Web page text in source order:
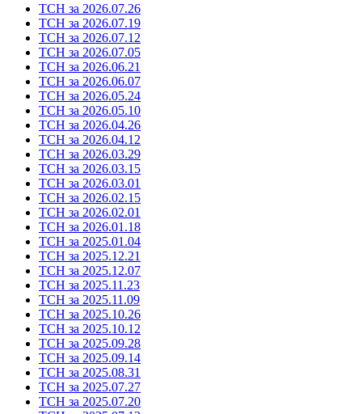
ТСН за 2026.07.26
ТСН за 2026.07.19
ТСН за 2026.07.12
ТСН за 2026.07.05
ТСН за 2026.06.21
ТСН за 2026.06.07
ТСН за 2026.05.24
ТСН за 2026.05.10
ТСН за 2026.04.26
ТСН за 2026.04.12
ТСН за 2026.03.29
ТСН за 2026.03.15
ТСН за 2026.03.01
ТСН за 2026.02.15
ТСН за 2026.02.01
ТСН за 2026.01.18
ТСН за 2025.01.04
ТСН за 2025.12.21
ТСН за 2025.12.07
ТСН за 2025.11.23
ТСН за 2025.11.09
ТСН за 2025.10.26
ТСН за 2025.10.12
ТСН за 2025.09.28
ТСН за 2025.09.14
ТСН за 2025.08.31
ТСН за 2025.07.27
ТСН за 2025.07.20